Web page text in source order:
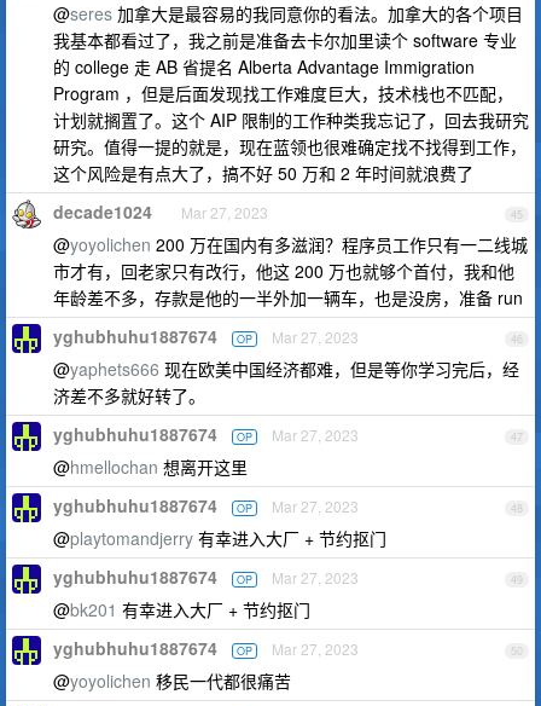
@seres 加拿大是最容易的我同意你的看法。加拿大的各个项目
我基本都看过了，我之前是准备去卡尔加里读个 software 专业
的 college 走 AB 省提名 Alberta Advantage Immigration
Program ，但是后面发现找工作难度巨大，技术栈也不匹配，
计划就搁置了。这个 AIP 限制的工作种类我忘记了，回去我研究
研究。值得一提的就是，现在蓝领也很难确定找不找得到工作，
这个风险是有点大了，搞不好 50 万和 2 年时间就浪费了
45
decade1024 Mar 27, 2023
@yoyolichen 200 万在国内有多滋润？程序员工作只有一二线城
市才有，回老家只有改行，他这 200 万也就够个首付，我和他
年龄差不多，存款是他的一半外加一辆车，也是没房，准备 run
46
yghubhuhu1887674 OP Mar 27, 2023
@yaphets666 现在欧美中国经济都难，但是等你学习完后，经
济差不多就好转了。
47
yghubhuhu1887674 OP Mar 27, 2023
@hmellochan 想离开这里
48
yghubhuhu1887674 OP Mar 27, 2023
@playtomandjerry 有幸进入大厂 + 节约抠门
49
yghubhuhu1887674 OP Mar 27, 2023
@bk201 有幸进入大厂 + 节约抠门
50
yghubhuhu1887674 OP Mar 27, 2023
@yoyolichen 移民一代都很痛苦